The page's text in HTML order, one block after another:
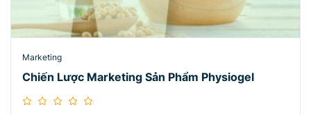
Marketing
Chiến Lược Marketing Sản Phẩm Physiogel